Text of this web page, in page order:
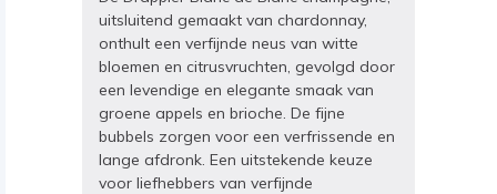
uitsluitend gemaakt van chardonnay,
onthult een verfijnde neus van witte
bloemen en citrusvruchten, gevolgd door
een levendige en elegante smaak van
groene appels en brioche. De fijne
bubbels zorgen voor een verfrissende en
lange afdronk. Een uitstekende keuze
voor liefhebbers van verfijnde